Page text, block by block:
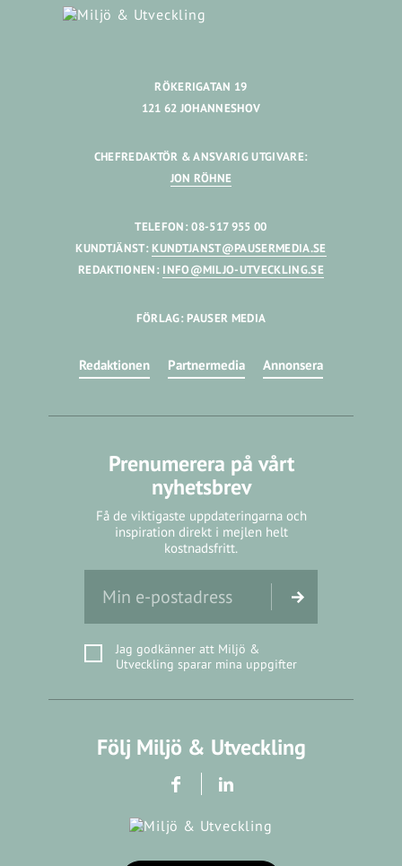
RÖKERIGATAN 19
121 62 JOHANNESHOV
CHEFREDAKTÖR & ANSVARIG UTGIVARE:
JON RÖHNE
TELEFON: 08-517 955 00
KUNDTJÄNST: KUNDTJANST@PAUSERMEDIA.SE
REDAKTIONEN: INFO@MILJO-UTVECKLING.SE
FÖRLAG: PAUSER MEDIA
Redaktionen Partnermedia Annonsera
Prenumerera på vårt
nyhetsbrev
Få de viktigaste uppdateringarna och
inspiration direkt i mejlen helt
kostnadsfritt.
Jag godkänner att Miljö &
Utveckling sparar mina uppgifter
Följ Miljö & Utveckling